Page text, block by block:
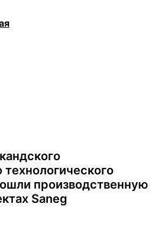
производственную
Saneg